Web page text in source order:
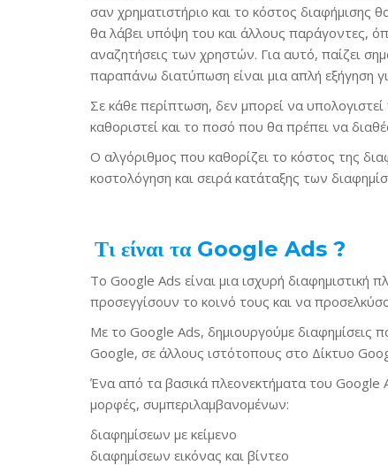
σαν χρηματιστήριο και το κόστος διαφήμισης
θα λάβει υπόψη του και άλλους παράγοντες,
αναζητήσεις των χρηστών. Για αυτό, παίζει
παραπάνω διατύπωση είναι μια απλή εξήγηση
Σε κάθε περίπτωση, δεν μπορεί να
καθοριστεί και το ποσό που θα πρέπει να
O αλγόριθμος που καθορίζει το κόστος της
κοστολόγηση και σειρά κατάταξης των
Τι είναι τα Google Ads ?
Το Google Ads είναι μια ισχυρή διαφημιστική
προσεγγίσουν το κοινό τους και να
Με το Google Ads, δημιουργούμε διαφημίσεις
Google, σε άλλους ιστότοπους στο Δίκτυο
Ένα από τα βασικά πλεονεκτήματα του Google
μορφές, συμπεριλαμβανομένων:
διαφημίσεων με κείμενο
διαφημίσεων εικόνας και βίντεο